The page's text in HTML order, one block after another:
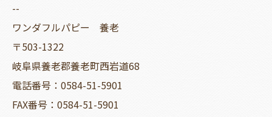
--
ワンダフルパピー 養老
〒503-1322
岐阜県養老郡養老町西岩道68
電話番号：0584-51-5901
FAX番号：0584-51-5901